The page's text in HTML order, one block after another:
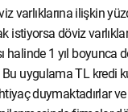
varlıklarına ilişkin
istiyorsa döviz
1 yıl boyunca
uygulama TL kredi
duymaktadırlar